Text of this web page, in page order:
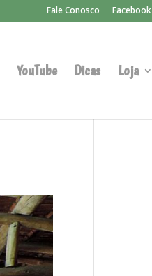
Fale Conosco Facebook
YouTube Dicas Loja